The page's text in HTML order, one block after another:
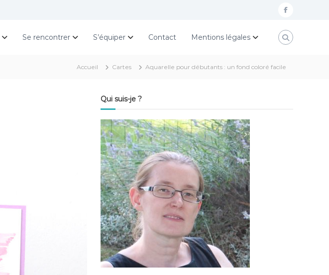
f
c
Se rencontrer S’équiper Contact Mentions légales
Accueil Cartes Aquarelle pour débutants : un fond coloré facile
Qui suis-je ?